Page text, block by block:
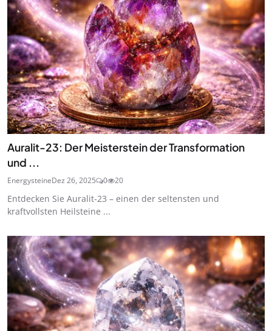
Auralit-23: Der Meisterstein der Transformation
und ...
EnergysteineDez 26, 2025 0 20
Entdecken Sie Auralit-23 – einen der seltensten und
kraftvollsten Heilsteine ...